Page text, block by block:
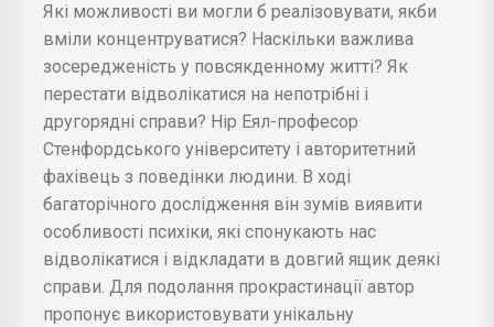
Які можливості ви могли б реалізовувати, якби
вміли концентруватися? Наскільки важлива
зосередженість у повсякденному житті? Як
перестати відволікатися на непотрібні і
другорядні справи? Нір Еял-професор
Стенфордського університету і авторитетний
фахівець з поведінки людини. В ході
багаторічного дослідження він зумів виявити
особливості психіки, які спонукають нас
відволікатися і відкладати в довгий ящик деякі
справи. Для подолання прокрастинації автор
пропонує використовувати унікальну